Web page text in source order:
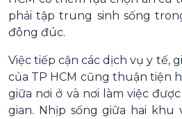
phải tập trung sinh sống
đông đúc.
Việc tiếp cận các dịch vụ y tế,
của TP HCM cũng thuận tiện
giữa nơi ở và nơi làm việc
gian. Nhịp sống giữa hai